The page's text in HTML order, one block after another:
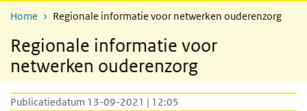
Home Regionale informatie voor netwerken ouderenzorg
Regionale informatie voor
netwerken ouderenzorg
Publicatiedatum 13-09-2021 | 12:05